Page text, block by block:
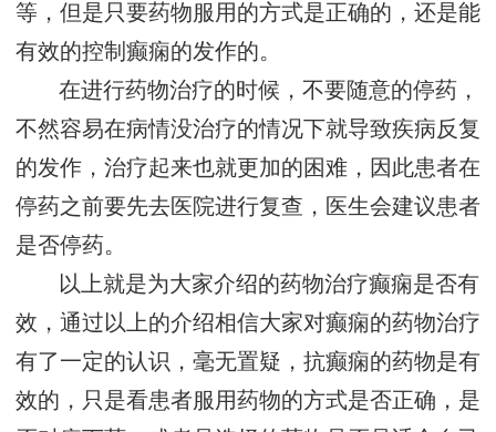
等，但是只要药物服用的方式是正确的，还是能
有效的控制癫痫的发作的。
在进行药物治疗的时候，不要随意的停药，
不然容易在病情没治疗的情况下就导致疾病反复
的发作，治疗起来也就更加的困难，因此患者在
停药之前要先去医院进行复查，医生会建议患者
是否停药。
以上就是为大家介绍的药物治疗癫痫是否有
效，通过以上的介绍相信大家对癫痫的药物治疗
有了一定的认识，毫无置疑，抗癫痫的药物是有
效的，只是看患者服用药物的方式是否正确，是